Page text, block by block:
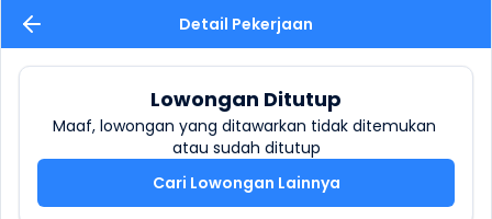
Detail Pekerjaan
Lowongan Ditutup
Maaf, lowongan yang ditawarkan tidak ditemukan
atau sudah ditutup
Cari Lowongan Lainnya